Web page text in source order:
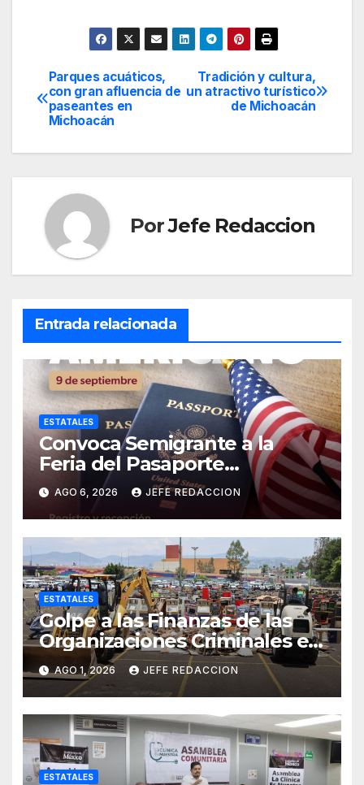
Navegación
de
entradas
Tradición y cultura,
un atractivo turístico
de Michoacán
Parques acuáticos,
con gran afluencia de
paseantes en
Michoacán
PorJefe Redaccion
Entrada relacionada
ESTATALES
Convoca Semigrante a la
Feria del Pasaporte
Estadounidense 2026
AGO 6, 2026 JEFE REDACCION
ESTATALES
Golpe a las Finanzas de las
Organizaciones Criminales en
Operativos
Interinstitucionales
AGO 1, 2026 JEFE REDACCION
ESTATALES